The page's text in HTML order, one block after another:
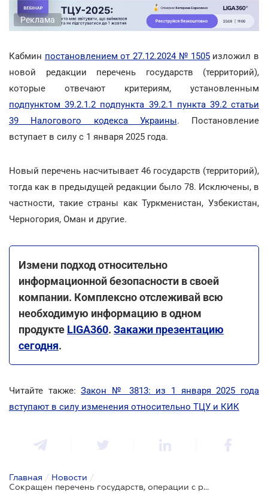
Реклама
Кабмин постановлением от 27.12.2024 № 1505изложил в
новой редакции перечень государств (территорий),
которые отвечают критериям, установленным
подпунктом 39.2.1.2 подпункта 39.2.1 пункта 39.2 статьи
39 Налогового кодекса Украины. Постановление
вступает в силу с 1 января 2025 года.
Новый перечень насчитывает 46 государств (территорий),
тогда как в предыдущей редакции было 78. Исключены, в
частности, такие страны как Туркменистан, Узбекистан,
Черногория, Оман и другие.
Измени подход относительно
информационной безопасности в своей
компании. Комплексно отслеживай всю
необходимую информацию в одном
продукте LIGA360. Закажи презентацию
сегодня.
Читайте также:Закон № 3813: из 1 января 2025 года
вступают в силу изменения относительно ТЦУ и КИК
Главная / Новости /
Сокращен перечень государств, операции с резидентами которых признаются контролируемыми